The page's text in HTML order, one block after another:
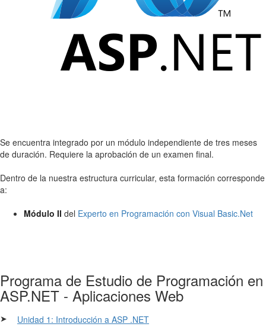
Se encuentra integrado por un módulo independiente de tres meses
de duración. Requiere la aprobación de un examen final.
Dentro de la nuestra estructura curricular, esta formación corresponde
a:
Módulo II del Experto en Programación con Visual Basic.Net
Programa de Estudio de Programación en
ASP.NET - Aplicaciones Web
➤
Unidad 1: Introducción a ASP .NET